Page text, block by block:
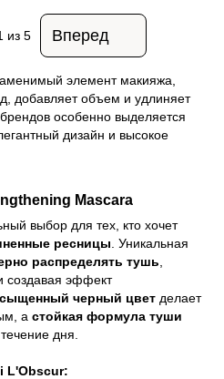
из 5 Вперед
элемент макияжа,
добавляет объем и удлиняет
особенно выделяется
дизайн и высокое
Mascara
выбор для тех, кто хочет
ресницы . Уникальная
распределять тушь
создавая эффект
черный цвет делает
а стойкая формула туши
дня.
L'Obscur: